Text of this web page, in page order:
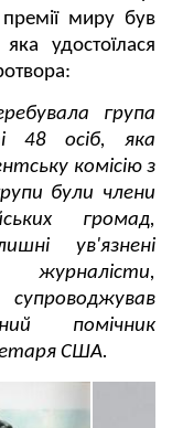
премії миру був
удостоїлася
група
48 осіб, яка
комісію з
були члени
громад,
ув'язнені
помічник
США.